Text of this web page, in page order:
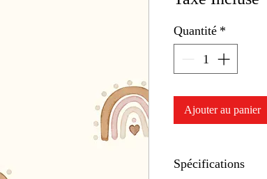
1
Mètre
Quantité *
Ajouter au panier
Spécifications